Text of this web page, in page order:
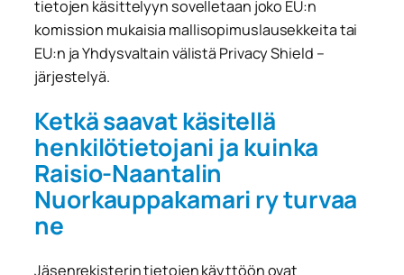
tietojen käsittelyyn sovelletaan joko EU:n
komission mukaisia mallisopimuslausekkeita tai
EU:n ja Yhdysvaltain välistä Privacy Shield –
järjestelyä.
Ketkä saavat käsitellä
henkilötietojani ja kuinka
Raisio-Naantalin
Nuorkauppakamari ry turvaa
ne
Jäsenrekisterin tietojen käyttöön ovat